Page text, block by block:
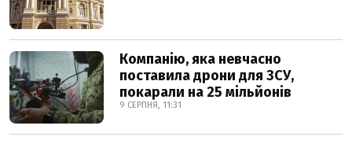
Компанію, яка невчасно
поставила дрони для ЗСУ,
покарали на 25 мільйонів
9 СЕРПНЯ, 11:31